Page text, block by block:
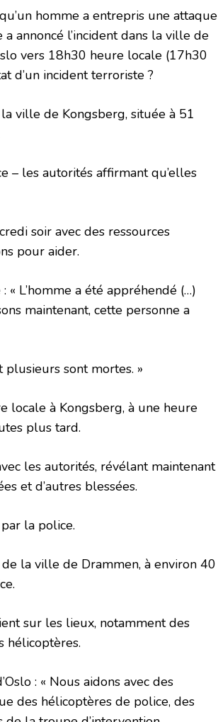
homme a entrepris une attaque
annoncé l’incident dans la ville de
vers 18h30 heure locale (17h30
d’un incident terroriste ?
ville de Kongsberg, située à 51
– les autorités affirmant qu’elles
soir avec des ressources
pour aider.
L’homme a été appréhendé (…)
maintenant, cette personne a
sont mortes. »
locale à Kongsberg, à une heure
plus tard.
les autorités, révélant maintenant
et d’autres blessées.
la police.
la ville de Drammen, à environ 40
sur les lieux, notamment des
hélicoptères.
: « Nous aidons avec des
des hélicoptères de police, des